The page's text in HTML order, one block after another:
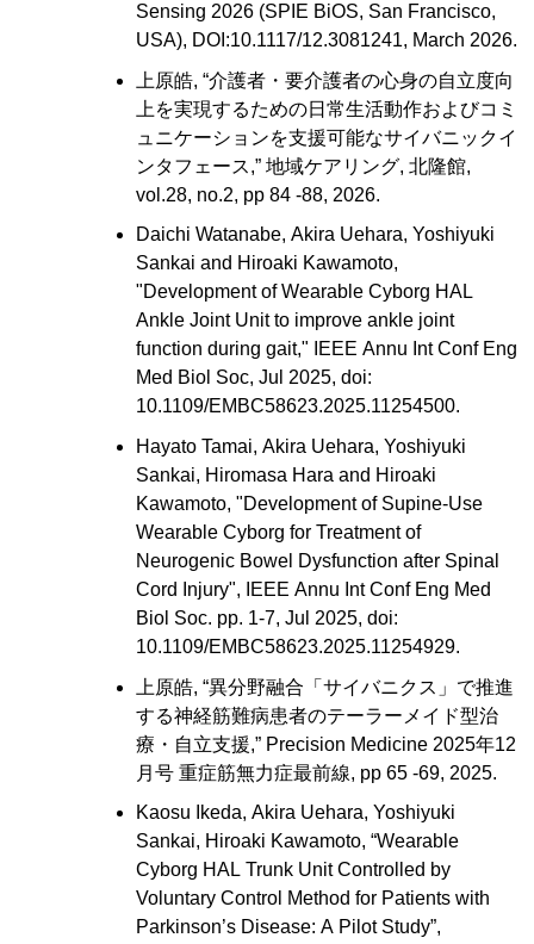
Sensing 2026 (SPIE BiOS, San Francisco,
USA), DOI:10.1117/12.3081241, March 2026.
上原皓, “介護者・要介護者の心身の自立度向
上を実現するための日常生活動作およびコミ
ュニケーションを支援可能なサイバニックイ
ンタフェース,” 地域ケアリング, 北隆館,
vol.28, no.2, pp 84 -88, 2026.
Daichi Watanabe, Akira Uehara, Yoshiyuki
Sankai and Hiroaki Kawamoto,
"Development of Wearable Cyborg HAL
Ankle Joint Unit to improve ankle joint
function during gait," IEEE Annu Int Conf Eng
Med Biol Soc, Jul 2025, doi:
10.1109/EMBC58623.2025.11254500.
Hayato Tamai, Akira Uehara, Yoshiyuki
Sankai, Hiromasa Hara and Hiroaki
Kawamoto, "Development of Supine-Use
Wearable Cyborg for Treatment of
Neurogenic Bowel Dysfunction after Spinal
Cord Injury", IEEE Annu Int Conf Eng Med
Biol Soc. pp. 1-7, Jul 2025, doi:
10.1109/EMBC58623.2025.11254929.
上原皓, “異分野融合「サイバニクス」で推進
する神経筋難病患者のテーラーメイド型治
療・自立支援,” Precision Medicine 2025年12
月号 重症筋無力症最前線, pp 65 -69, 2025.
Kaosu Ikeda, Akira Uehara, Yoshiyuki
Sankai, Hiroaki Kawamoto, “Wearable
Cyborg HAL Trunk Unit Controlled by
Voluntary Control Method for Patients with
Parkinson’s Disease: A Pilot Study”,